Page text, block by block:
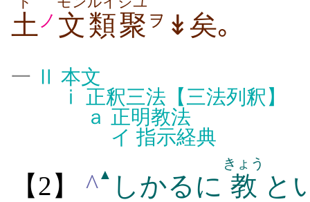
土 ノ 文類聚 ヲ ↡矣｡
一 Ⅱ 本文
ⅰ
正釈三法【三法列釈】
ａ 正明教法
イ 指示経典
【2】 ^▲ しかるに 教
きょう
と